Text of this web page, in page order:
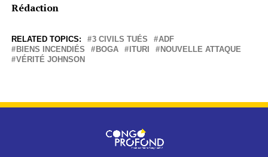
Rédaction
RELATED TOPICS: 3 CIVILS TUÉS
ADF
BIENS INCENDIÉS
BOGA ITURI
NOUVELLE ATTAQUE
VÉRITÉ JOHNSON